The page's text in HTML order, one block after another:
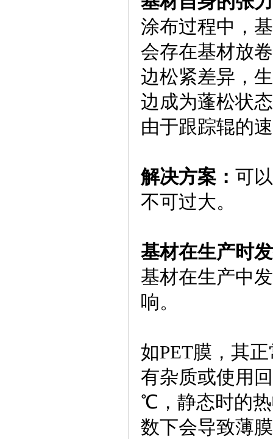
涂布过程中，
会存在基材放
边松紧差异，
边成为蓬松状
由于跟踪辊的
解决方案： 可
不可过大。
基材在生产时
基材在生产中
响。
如PET膜，其
有杂质或使用
℃，静态时的
数下会导致薄